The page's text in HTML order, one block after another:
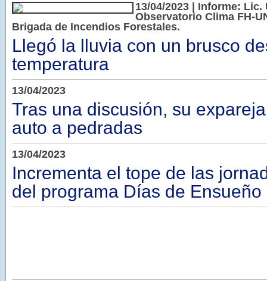
13/04/2023 | Informe: Lic.
Observatorio Clima FH-
Brigada de Incendios Forestales.
Llegó la lluvia con un brusco
temperatura
13/04/2023
Tras una discusión, su
auto a pedradas
13/04/2023
Incrementa el tope de las
del programa Días de Ensueño